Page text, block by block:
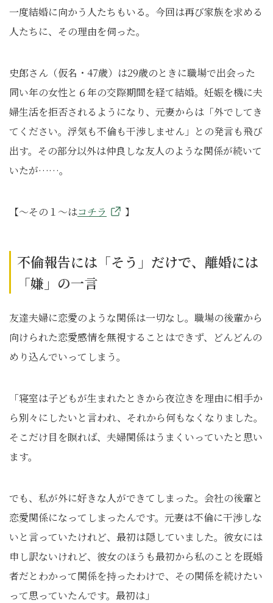
一度結婚に向かう人たちもいる。今回は再び家族を求める
人たちに、その理由を伺った。
史郎さん（仮名・47歳）は29歳のときに職場で出会った
同い年の女性と６年の交際期間を経て結婚。妊娠を機に夫
婦生活を拒否されるようになり、元妻からは「外でしてき
てください。浮気も不倫も干渉しません」との発言も飛び
出す。その部分以外は仲良しな友人のような関係が続いて
いたが……。
【～その１～はコチラ 】
不倫報告には「そう」だけで、離婚には
「嫌」の一言
友達夫婦に恋愛のような関係は一切なし。職場の後輩から
向けられた恋愛感情を無視することはできず、どんどんの
めり込んでいってしまう。
「寝室は子どもが生まれたときから夜泣きを理由に相手か
ら別々にしたいと言われ、それから何もなくなりました。
そこだけ目を瞑れば、夫婦関係はうまくいっていたと思い
ます。
でも、私が外に好きな人ができてしまった。会社の後輩と
恋愛関係になってしまったんです。元妻は不倫に干渉しな
いと言っていたけれど、最初は隠していました。彼女には
申し訳ないけれど、彼女のほうも最初から私のことを既婚
者だとわかって関係を持ったわけで、その関係を続けたい
って思っていたんです。最初は」